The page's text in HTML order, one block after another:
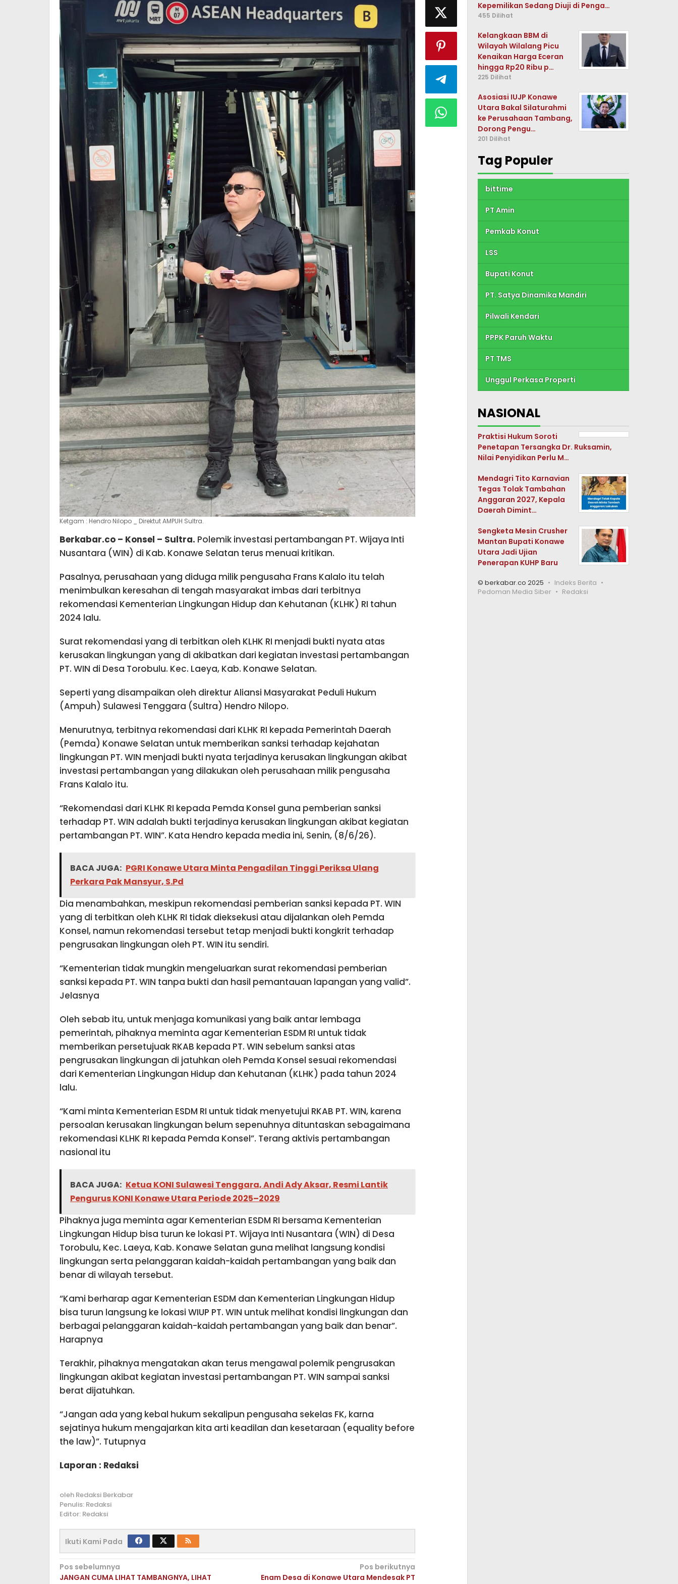
Sebaiknya
Turun
Lapangan!
Ketgam : Hendro Nilopo _ Direktut AMPUH Sultra.
Berkabar.co – Konsel – Sultra. Polemik investasi pertambangan PT. Wijaya Inti
Nusantara (WIN) di Kab. Konawe Selatan terus menuai kritikan.
Pasalnya, perusahaan yang diduga milik pengusaha Frans Kalalo itu telah
menimbulkan keresahan di tengah masyarakat imbas dari terbitnya
rekomendasi Kementerian Lingkungan Hidup dan Kehutanan (KLHK) RI tahun
2024 lalu.
Surat rekomendasi yang di terbitkan oleh KLHK RI menjadi bukti nyata atas
kerusakan lingkungan yang di akibatkan dari kegiatan investasi pertambangan
PT. WIN di Desa Torobulu. Kec. Laeya, Kab. Konawe Selatan.
Seperti yang disampaikan oleh direktur Aliansi Masyarakat Peduli Hukum
(Ampuh) Sulawesi Tenggara (Sultra) Hendro Nilopo.
Menurutnya, terbitnya rekomendasi dari KLHK RI kepada Pemerintah Daerah
(Pemda) Konawe Selatan untuk memberikan sanksi terhadap kejahatan
lingkungan PT. WIN menjadi bukti nyata terjadinya kerusakan lingkungan akibat
investasi pertambangan yang dilakukan oleh perusahaan milik pengusaha
Frans Kalalo itu.
“Rekomendasi dari KLHK RI kepada Pemda Konsel guna pemberian sanksi
terhadap PT. WIN adalah bukti terjadinya kerusakan lingkungan akibat kegiatan
pertambangan PT. WIN”. Kata Hendro kepada media ini, Senin, (8/6/26).
BACA JUGA: PGRI Konawe Utara Minta Pengadilan Tinggi Periksa Ulang
Perkara Pak Mansyur, S.Pd
Dia menambahkan, meskipun rekomendasi pemberian sanksi kepada PT. WIN
yang di terbitkan oleh KLHK RI tidak dieksekusi atau dijalankan oleh Pemda
Konsel, namun rekomendasi tersebut tetap menjadi bukti kongkrit terhadap
pengrusakan lingkungan oleh PT. WIN itu sendiri.
“Kementerian tidak mungkin mengeluarkan surat rekomendasi pemberian
sanksi kepada PT. WIN tanpa bukti dan hasil pemantauan lapangan yang valid”.
Jelasnya
Oleh sebab itu, untuk menjaga komunikasi yang baik antar lembaga
pemerintah, pihaknya meminta agar Kementerian ESDM RI untuk tidak
memberikan persetujuak RKAB kepada PT. WIN sebelum sanksi atas
pengrusakan lingkungan di jatuhkan oleh Pemda Konsel sesuai rekomendasi
dari Kementerian Lingkungan Hidup dan Kehutanan (KLHK) pada tahun 2024
lalu.
“Kami minta Kementerian ESDM RI untuk tidak menyetujui RKAB PT. WIN, karena
persoalan kerusakan lingkungan belum sepenuhnya dituntaskan sebagaimana
rekomendasi KLHK RI kepada Pemda Konsel”. Terang aktivis pertambangan
nasional itu
BACA JUGA: Ketua KONI Sulawesi Tenggara, Andi Ady Aksar, Resmi Lantik
Pengurus KONI Konawe Utara Periode 2025–2029
Pihaknya juga meminta agar Kementerian ESDM RI bersama Kementerian
Lingkungan Hidup bisa turun ke lokasi PT. Wijaya Inti Nusantara (WIN) di Desa
Torobulu, Kec. Laeya, Kab. Konawe Selatan guna melihat langsung kondisi
lingkungan serta pelanggaran kaidah-kaidah pertambangan yang baik dan
benar di wilayah tersebut.
“Kami berharap agar Kementerian ESDM dan Kementerian Lingkungan Hidup
bisa turun langsung ke lokasi WIUP PT. WIN untuk melihat kondisi lingkungan dan
berbagai pelanggaran kaidah-kaidah pertambangan yang baik dan benar”.
Harapnya
Terakhir, pihaknya mengatakan akan terus mengawal polemik pengrusakan
lingkungan akibat kegiatan investasi pertambangan PT. WIN sampai sanksi
berat dijatuhkan.
“Jangan ada yang kebal hukum sekalipun pengusaha sekelas FK, karna
sejatinya hukum mengajarkan kita arti keadilan dan kesetaraan (equality before
the law)”. Tutupnya
Laporan : Redaksi
oleh Redaksi Berkabar
Penulis: Redaksi
Editor: Redaksi
Ikuti Kami Pada
Navigasi
Pos sebelumnya
JANGAN CUMA LIHAT TAMBANGNYA, LIHAT
Pos berikutnya
Enam Desa di Konawe Utara Mendesak PT
Kepemilikan Sedang Diuji di Penga…
455 Dilihat
Kelangkaan BBM di
Wilayah Wilalang Picu
Kenaikan Harga Eceran
hingga Rp20 Ribu p…
225 Dilihat
Asosiasi IUJP Konawe
Utara Bakal Silaturahmi
ke Perusahaan Tambang,
Dorong Pengu…
201 Dilihat
Tag Populer
bittime
PT Amin
Pemkab Konut
LSS
Bupati Konut
PT. Satya Dinamika Mandiri
Pilwali Kendari
PPPK Paruh Waktu
PT TMS
Unggul Perkasa Properti
NASIONAL
Praktisi Hukum Soroti
Penetapan Tersangka Dr. Ruksamin,
Nilai Penyidikan Perlu M…
Mendagri Tito Karnavian
Tegas Tolak Tambahan
Anggaran 2027, Kepala
Daerah Dimint…
Sengketa Mesin Crusher
Mantan Bupati Konawe
Utara Jadi Ujian
Penerapan KUHP Baru
© berkabar.co 2025
Indeks Berita
Pedoman Media Siber
Redaksi